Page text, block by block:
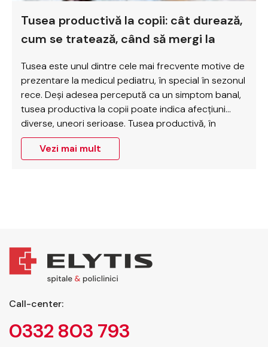
Tusea seacă la copii – cauze,
simptome, cum calmezi tusea seacă
Tusea seacă la copii este un simptom frecvent, dar
adesea îngrijorător pentru părinți, mai ales când
apare noaptea sau persistă zile întregi fără o cauză
clară. Deși, în multe cazuri, este provocată de o
simplă infecție virală, poate semnala și probleme
mai complexe, precum alergii, astm sau reflux
gastroesofagian. În continuare, explorăm cauzele
Vezi mai mult
Call-center:
0332 803 793